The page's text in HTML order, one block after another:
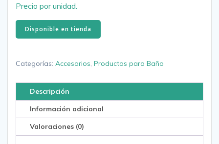
Precio por unidad.
Disponible en tienda
Categorías: Accesorios, Productos para Baño
Descripción
Información adicional
Valoraciones (0)